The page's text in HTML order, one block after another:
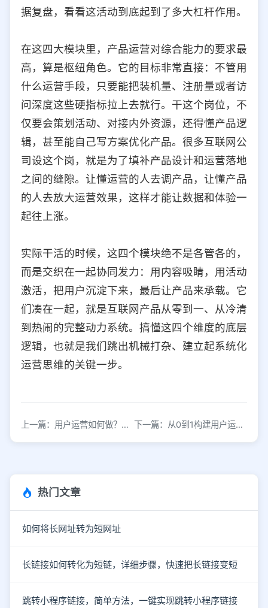
据复盘，看看这活动到底起到了多大杠杆作用。
在这四大模块里，产品运营对综合能力的要求最
高，算是枢纽角色。它的目标非常直接：不管用
什么运营手段，只要能把装机量、注册量或者访
问深度这些硬指标拉上去就行。干这个岗位，不
仅要会策划活动、对接内外资源，还得懂产品逻
辑，甚至能自己写方案优化产品。很多互联网公
司设这个岗，就是为了填补产品设计和运营落地
之间的缝隙。让懂运营的人去调产品，让懂产品
的人去放大运营效果，这样才能让数据和体验一
起往上涨。
实际干活的时候，这四个模块绝不是各管各的，
而是交织在一起协同发力：用内容吸睛，用活动
激活，把用户沉淀下来，最后让产品来承载。它
们凑在一起，就是互联网产品从零到一、从冷清
到热闹的完整动力系统。搞懂这四个维度的底层
逻辑，也就是我们跳出机械打杂、建立起系统化
运营思维的关键一步。
上一篇：用户运营如何做？最先就得做好活跃用户的数据分析 下一篇：从0到1构建用户运营体系：策略制定与落地实操指南
热门文章
如何将长网址转为短网址
长链接如何转化为短链，详细步骤，快速把长链接变短
跳转小程序链接，简单方法，一键实现跳转小程序链接